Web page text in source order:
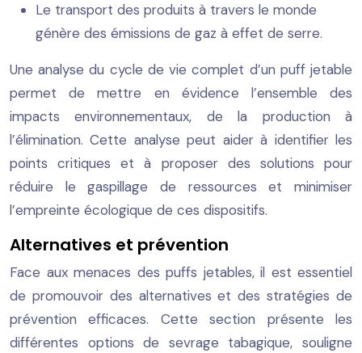
Le transport des produits à travers le monde
génère des émissions de gaz à effet de serre.
Une analyse du cycle de vie complet d’un puff jetable
permet de mettre en évidence l’ensemble des
impacts environnementaux, de la production à
l’élimination. Cette analyse peut aider à identifier les
points critiques et à proposer des solutions pour
réduire le gaspillage de ressources et minimiser
l’empreinte écologique de ces dispositifs.
Alternatives et prévention
Face aux menaces des puffs jetables, il est essentiel
de promouvoir des alternatives et des stratégies de
prévention efficaces. Cette section présente les
différentes options de sevrage tabagique, souligne